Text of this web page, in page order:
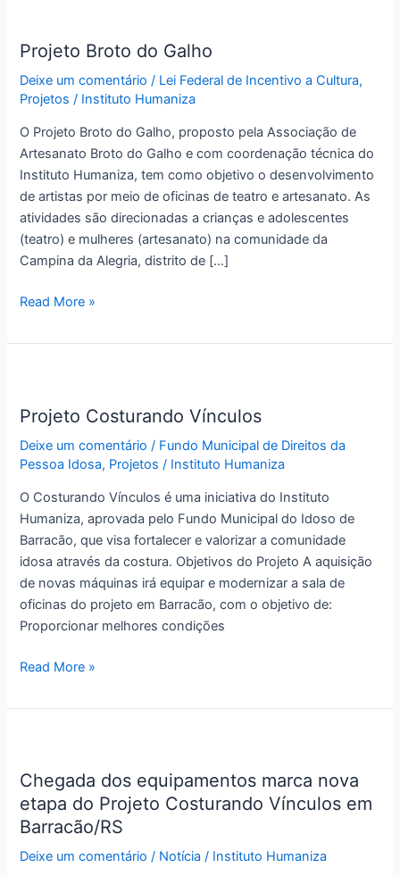
Projeto Broto do Galho
Deixe um comentário / Lei Federal de Incentivo a Cultura,
Projetos / Instituto Humaniza
O Projeto Broto do Galho, proposto pela Associação de
Artesanato Broto do Galho e com coordenação técnica do
Instituto Humaniza, tem como objetivo o desenvolvimento
de artistas por meio de oficinas de teatro e artesanato. As
atividades são direcionadas a crianças e adolescentes
(teatro) e mulheres (artesanato) na comunidade da
Campina da Alegria, distrito de […]
do
Galho
Read More »
Projeto Costurando Vínculos
Deixe um comentário / Fundo Municipal de Direitos da
Pessoa Idosa, Projetos / Instituto Humaniza
O Costurando Vínculos é uma iniciativa do Instituto
Humaniza, aprovada pelo Fundo Municipal do Idoso de
Barracão, que visa fortalecer e valorizar a comunidade
idosa através da costura. Objetivos do Projeto A aquisição
de novas máquinas irá equipar e modernizar a sala de
oficinas do projeto em Barracão, com o objetivo de:
Proporcionar melhores condições
Vínculos
Read More »
Chegada dos equipamentos marca nova
etapa do Projeto Costurando Vínculos em
Barracão/RS
Deixe um comentário / Notícia / Instituto Humaniza
equipamentos
marca
nova
do